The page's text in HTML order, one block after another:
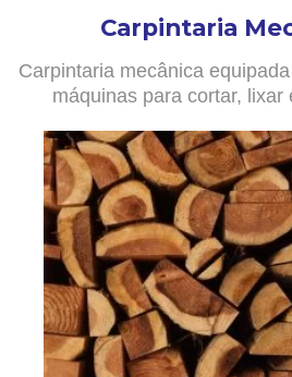
Carpintaria
Carpintaria mecânica
máquinas para cortar,